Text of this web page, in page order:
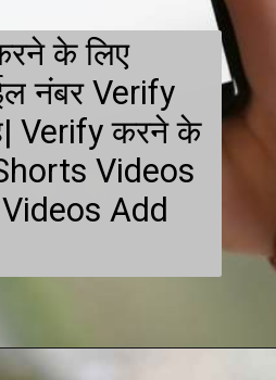
के लिए
नंबर Verify
Verify करने के
Videos
Add